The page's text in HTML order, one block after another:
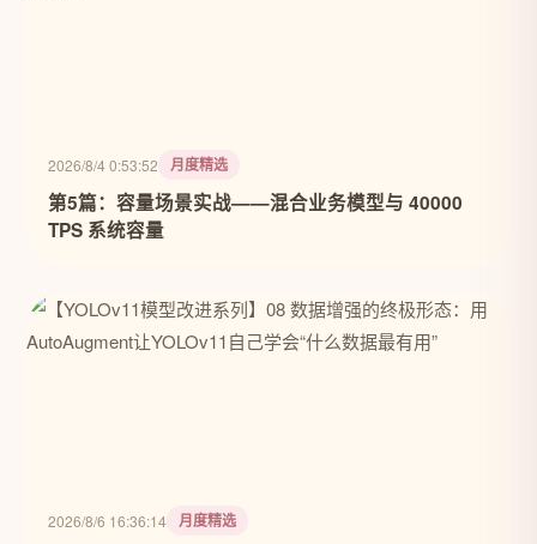
2026/8/4 0:53:52 月度精选
第5篇：容量场景实战——混合业务模型与 40000
TPS 系统容量
2026/8/6 16:36:14 月度精选